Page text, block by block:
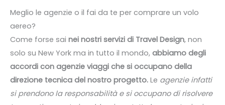
Meglio le agenzie o il fai da te per comprare un volo
aereo?
Come forse sai nei nostri servizi di Travel Design, non
solo su New York ma in tutto il mondo, abbiamo degli
accordi con agenzie viaggi che si occupano della
direzione tecnica del nostro progetto. Le agenzie infatti
si prendono la responsabilità e si occupano di risolvere